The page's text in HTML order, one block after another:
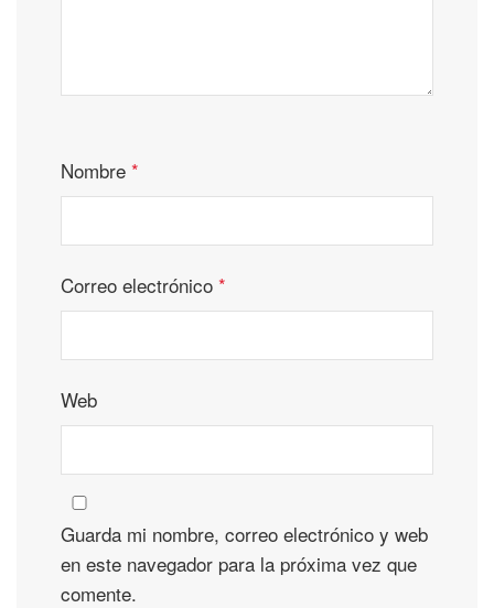
Nombre *
Correo electrónico *
Web
Guarda mi nombre, correo electrónico y web
en este navegador para la próxima vez que
comente.